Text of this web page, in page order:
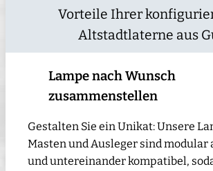
Vorteile Ihrer
Altstadtlaterne aus
Lampe nach Wunsch
zusammenstellen
Gestalten Sie ein Unikat: Unsere
Masten und Ausleger sind modular
und untereinander kompatibel,